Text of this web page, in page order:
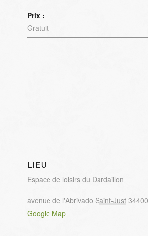
Prix :
Gratuit
LIEU
Espace de loisirs du Dardaillon
avenue de l'Abrivado Saint-Just 34400
Google Map